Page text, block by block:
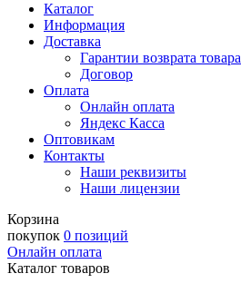
Каталог
Информация
Доставка
Гарантии возврата товара
Договор
Оплата
Онлайн оплата
Яндекс Касса
Оптовикам
Контакты
Наши реквизиты
Наши лицензии
Корзина
покупок 0 позиций
Онлайн оплата
Каталог товаров